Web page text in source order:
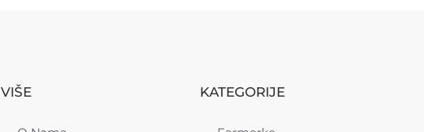
VIŠE KATEGORIJE